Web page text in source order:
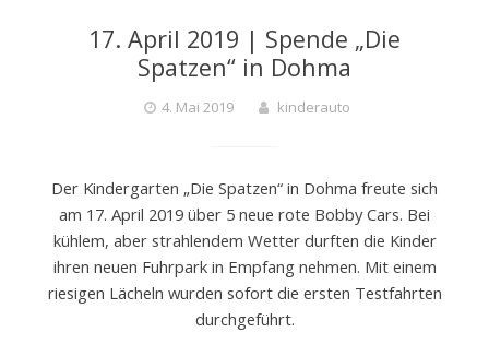
17. April 2019 | Spende „Die
Spatzen“ in Dohma
4. Mai 2019 kinderauto
Der Kindergarten „Die Spatzen“ in Dohma freute sich
am 17. April 2019 über 5 neue rote Bobby Cars. Bei
kühlem, aber strahlendem Wetter durften die Kinder
ihren neuen Fuhrpark in Empfang nehmen. Mit einem
riesigen Lächeln wurden sofort die ersten Testfahrten
durchgeführt.